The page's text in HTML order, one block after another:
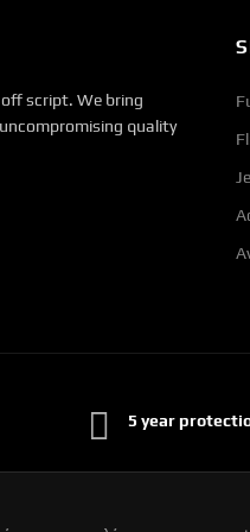
script. We bring
quality
5 year